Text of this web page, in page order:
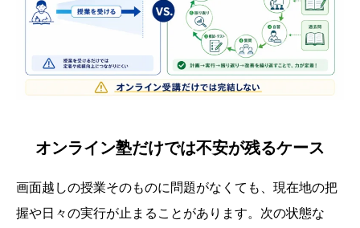
オンライン塾だけでは不安が残るケース
画面越しの授業そのものに問題がなくても、現在地の把
握や日々の実行が止まることがあります。次の状態な